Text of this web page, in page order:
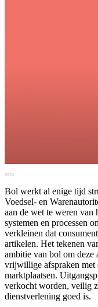
Bol werkt al enige tijd
Voedsel- en
aan de wet te weren
systemen en processen
verkleinen dat
artikelen. Het tekenen
ambitie van bol om deze
vrijwillige afspraken met
marktplaatsen.
verkocht worden, veilig
dienstverlening goed is.